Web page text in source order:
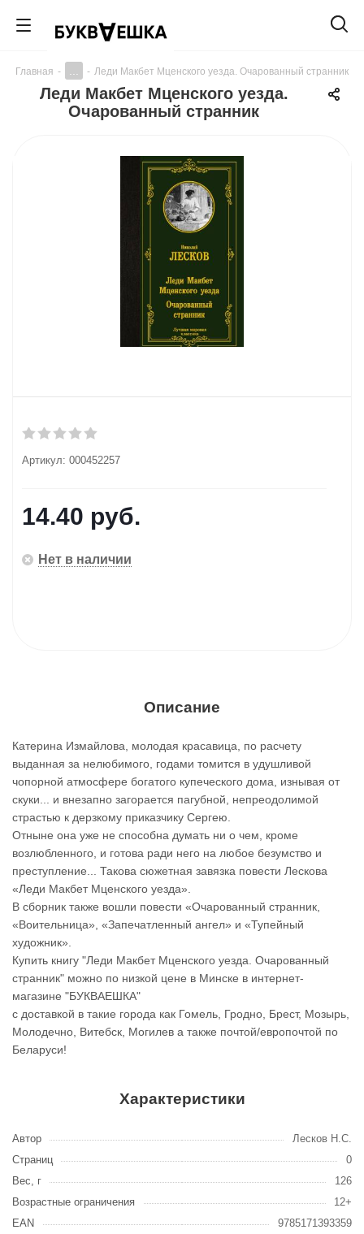
Главная - - Леди Макбет Мценского уезда. Очарованный странник
Леди Макбет Мценского уезда.
Очарованный странник
Артикул: 000452257
14.40 руб.
Нет в наличии
Описание
Катерина Измайлова, молодая красавица, по расчету
выданная за нелюбимого, годами томится в удушливой
чопорной атмосфере богатого купеческого дома, изнывая от
скуки... и внезапно загорается пагубной, непреодолимой
страстью к дерзкому приказчику Сергею.
Отныне она уже не способна думать ни о чем, кроме
возлюбленного, и готова ради него на любое безумство и
преступление... Такова сюжетная завязка повести Лескова
«Леди Макбет Мценского уезда».
В сборник также вошли повести «Очарованный странник,
«Воительница», «Запечатленный ангел» и «Тупейный
художник».
Купить книгу "Леди Макбет Мценского уезда. Очарованный
странник" можно по низкой цене в Минске в интернет-
магазине "БУКВАЕШКА"
с доставкой в такие города как Гомель, Гродно, Брест, Мозырь,
Молодечно, Витебск, Могилев а также почтой/европочтой по
Беларуси!
Характеристики
Автор
Лесков Н.С.
Страниц
0
Вес, г
126
Возрастные ограничения
12+
EAN
9785171393359